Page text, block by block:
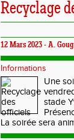
Recyclage
12 Mars 2023 - A.
Informations
Une
stade
La soirée sera